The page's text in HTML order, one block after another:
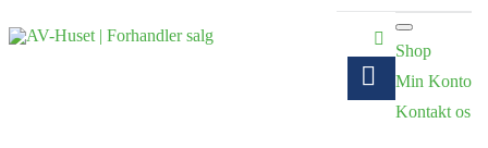
Shop
Min Konto
Kontakt os